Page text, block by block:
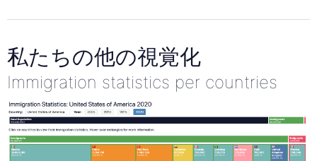
私たちの他の視覚化
Immigration statistics per countries